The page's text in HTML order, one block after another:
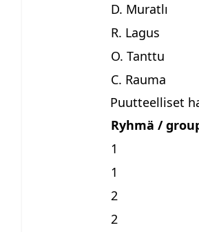
D. Muratlı
R. Lagus
O. Tanttu
C. Rauma
Puutteelliset
Ryhmä /
1
1
2
2